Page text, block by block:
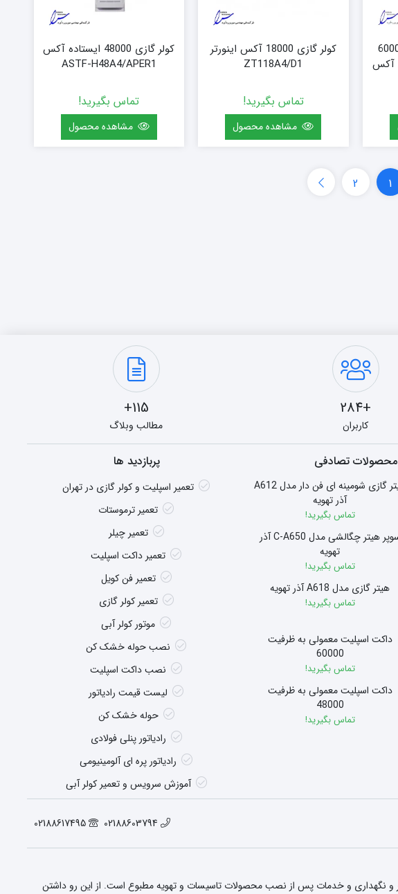
اینورتر 60000
کولر گازی 18000 آکس اینورتر
ZT118A4/D1
تماس بگیرید!
مشاهده محصول
کولر گازی 48000 ایستاده آکس
ASTF-H48A4/APER1
تماس بگیرید!
مشاهده محصول
1
2
+284
کاربران
115+
مطالب وبلاگ
محصولات تصادفی
هیتر گازی شومینه ای فن دار مدل A612
آذر تهویه
تماس بگیرید!
سوپر هیتر چگالشی مدل C-A650 آذر
تهویه
تماس بگیرید!
هیتر گازی مدل A618 آذر تهویه
تماس بگیرید!
داکت اسپلیت معمولی به ظرفیت
60000
تماس بگیرید!
داکت اسپلیت معمولی به ظرفیت
48000
تماس بگیرید!
پربازدید ها
تعمیر اسپلیت و کولر گازی در تهران
تعمیر ترموستات
تعمیر چیلر
تعمیر داکت اسپلیت
تعمیر فن کویل
تعمیر کولر گازی
موتور کولر آبی
نصب حوله خشک کن
نصب داکت اسپلیت
لیست قیمت رادیاتور
حوله خشک کن
رادیاتور پنلی فولادی
رادیاتور پره ای آلومینیومی
آموزش سرویس و تعمیر کولر آبی
02188603794
02188617495
و نگهداری و خدمات پس از نصب محصولات تاسیسات و تهویه مطبوع است. از این رو داشتن